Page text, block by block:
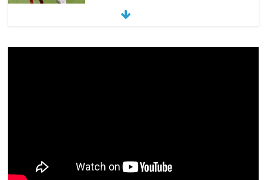
PSN Ngada Pesta Gol, Libas MRC
PEMKAB MANGGARAI BARAT
MEMELIHARA LOCE UNTUK